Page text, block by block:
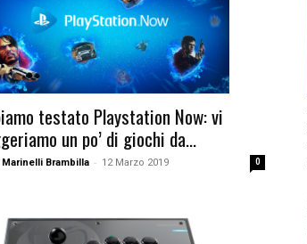
testato Playstation Now: vi
un po’ di giochi da...
Marinelli Brambilla - 12 Marzo 2019 0